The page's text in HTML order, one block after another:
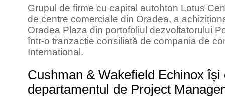
Grupul de firme cu capital autohton Lotus
de centre comerciale din Oradea, a
Oradea Plaza din portofoliul dezvoltatorului
într-o tranzacție consiliată de compania de
International.
Cushman & Wakefield Echinox își
departamentul de Project